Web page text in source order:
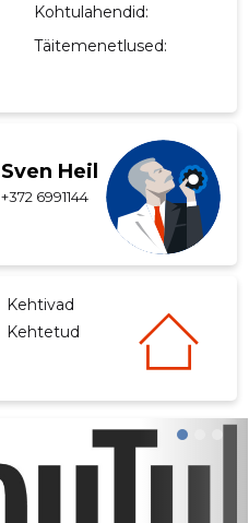
Kohtulahendid:
Täitemenetlused:
Sven Heil
+372 6991144
Kehtivad
Kehtetud